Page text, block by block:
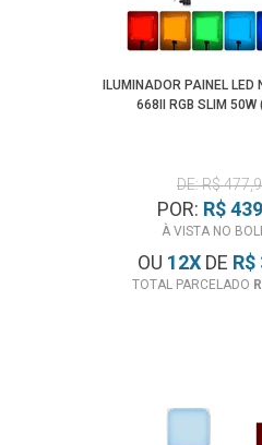
ILUMINADOR PAINEL LED
668II RGB SLIM 50W
DE: R$
POR: R$
À VISTA NO
OU 12X DE R$
TOTAL PARCELADO